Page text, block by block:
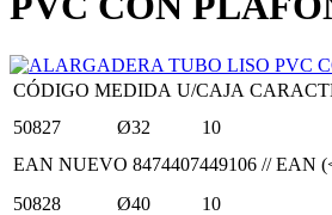
CÓDIGO MEDIDA U/CAJA
50827
Ø32 10
EAN NUEVO 8474407449106 // EAN
50828
Ø40 10